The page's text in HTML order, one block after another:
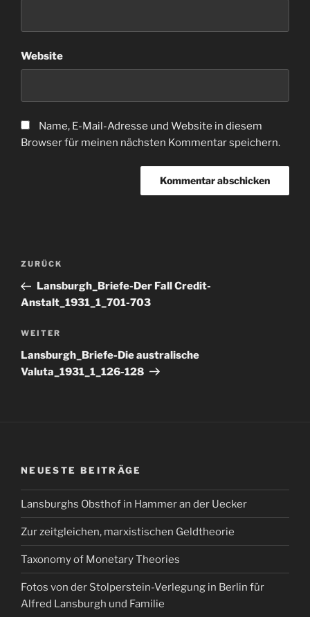
Website
Name, E-Mail-Adresse und Website in diesem
Browser für meinen nächsten Kommentar speichern.
Beitragsnavigation
Vorheriger
Beitrag
ZURÜCK
Lansburgh_Briefe-Der Fall Credit-
Anstalt_1931_1_701-703
Nächster
Beitrag
WEITER
Lansburgh_Briefe-Die australische
Valuta_1931_1_126-128
NEUESTE BEITRÄGE
Lansburghs Obsthof in Hammer an der Uecker
Zur zeitgleichen, marxistischen Geldtheorie
Taxonomy of Monetary Theories
Fotos von der Stolperstein-Verlegung in Berlin für
Alfred Lansburgh und Familie